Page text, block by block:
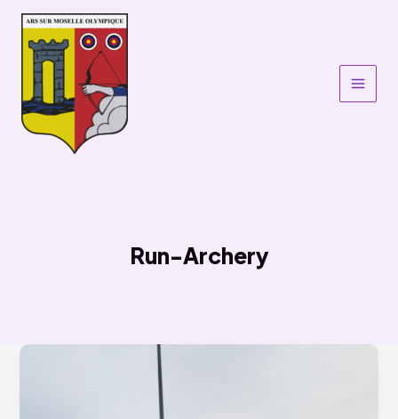
Aller
contenu
Run-Archery